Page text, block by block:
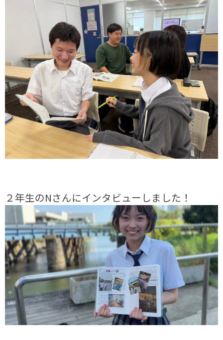
２年生のNさんにインタビューしました！